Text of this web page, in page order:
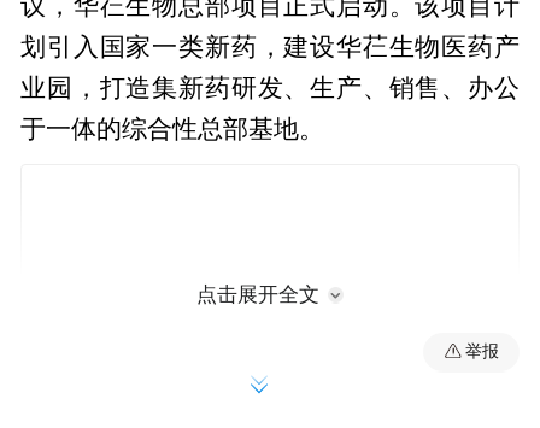
议，华芢生物总部项目正式启动。该项目计
划引入国家一类新药，建设华芢生物医药产
业园，打造集新药研发、生产、销售、办公
于一体的综合性总部基地。
点击展开全文
举报